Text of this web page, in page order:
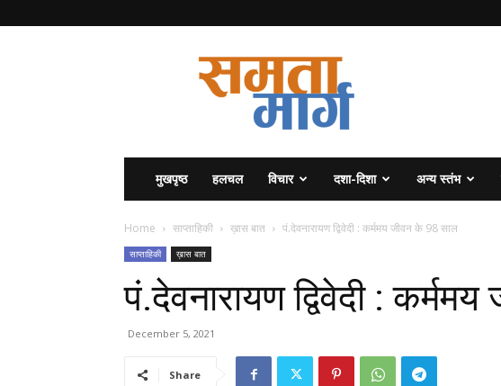
मुखपृष्ठ हलचल विचार दशा-दिशा अन्य स्तंभ
Home साप्ताहिकी ख़ास बात पं.देवनारायण द्विवेदी : कर्ममय जीवन के 98 साल
साप्ताहिकी ख़ास बात
पं.देवनारायण द्विवेदी :
December 5, 2021
Share